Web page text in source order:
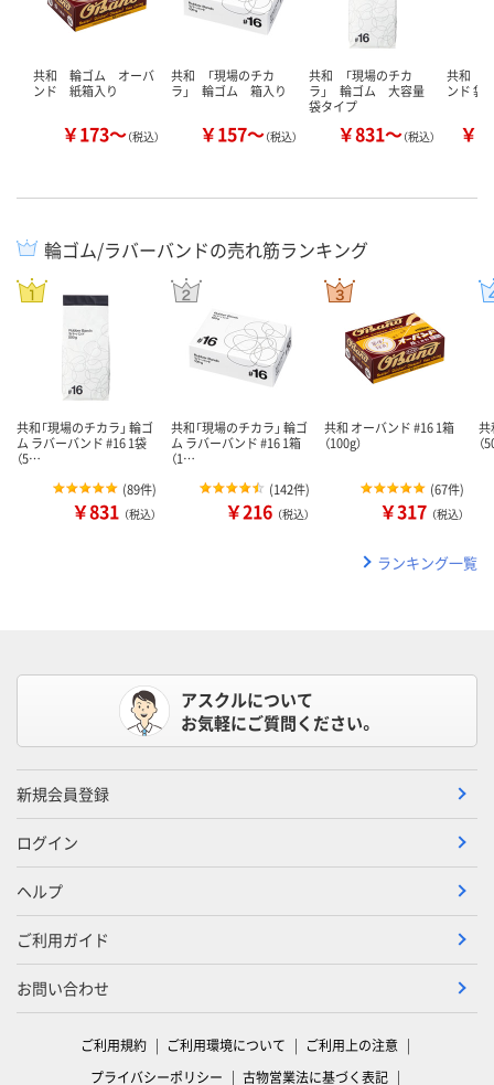
共和 輪ゴム オーバ
ンド 紙箱入り
￥173～（税込）
共和 「現場のチカ
ラ」 輪ゴム 箱入り
￥157～（税込）
共和 「現場のチカ
ラ」 輪ゴム 大容量
袋タイプ
￥831～（税込）
共和
ンド 袋
￥
輪ゴム/ラバーバンドの売れ筋ランキング
共和「現場のチカラ」 輪ゴ
ム ラバーバンド #16 1袋
（5…
(89件)
￥831 （税込）
共和「現場のチカラ」 輪ゴ
ム ラバーバンド #16 1箱
（1…
(142件)
￥216 （税込）
共和 オーバンド #16 1箱
（100g）
(67件)
￥317 （税込）
共
（
ランキング一覧
アスクルについて
お気軽にご質問ください。
新規会員登録
ログイン
ヘルプ
ご利用ガイド
お問い合わせ
ご利用規約 ご利用環境について
ご利用上の注意
プライバシーポリシー
古物営業法に基づく表記